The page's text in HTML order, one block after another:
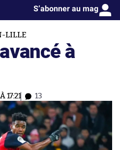
S’abonner au mag
LILLE
à
17:21 13